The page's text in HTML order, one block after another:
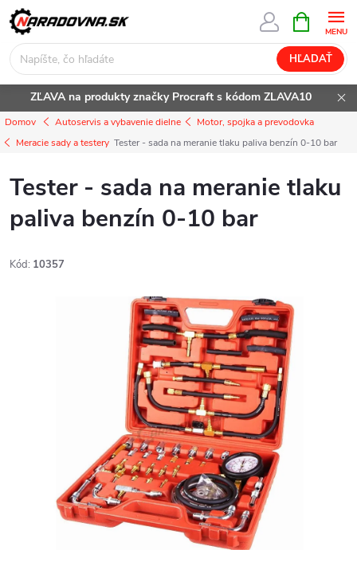
Prejsť
na
obsah
HĽADAŤ
KOŠÍK
ZĽAVA na produkty značky Procraft s kódom ZLAVA10
Domov Autoservis a vybavenie dielne
Motor, spojka a prevodovka
Meracie sady a testery Tester - sada na meranie tlaku paliva benzín 0-10 bar
Tester - sada na meranie tlaku
paliva benzín 0-10 bar
Kód: 10357